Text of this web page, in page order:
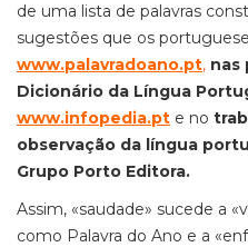
de uma lista de palavras
sugestões que os
www.palavradoano.pt, nas
Dicionário da Língua
www.infopedia.pt e no
observação da língua
Grupo Porto Editora.
Assim, «saudade» sucede a
como Palavra do Ano e a